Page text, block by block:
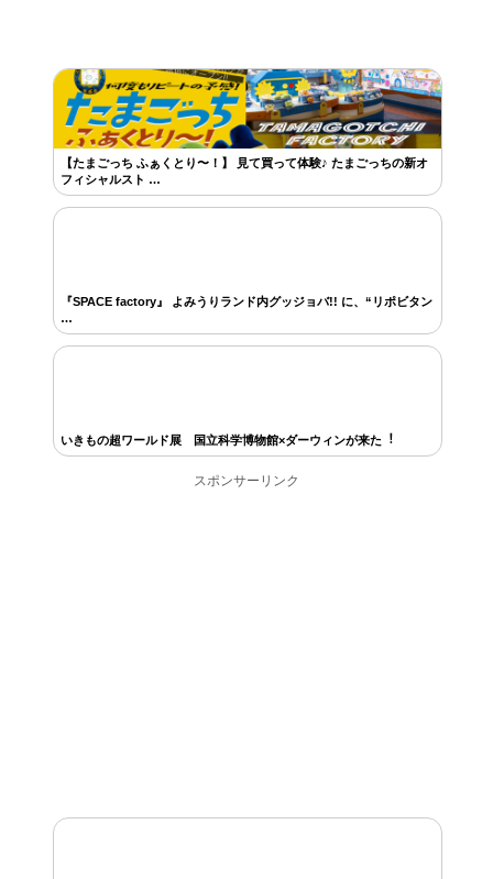
【たまごっち ふぁくとり〜！】 見て買って体験♪ たまごっちの新オ
フィシャルスト …
『SPACE factory』 よみうりランド内グッジョバ!! に、“リポビタン
…
いきもの超ワールド展 国立科学博物館×ダーウィンが来た︕
スポンサーリンク